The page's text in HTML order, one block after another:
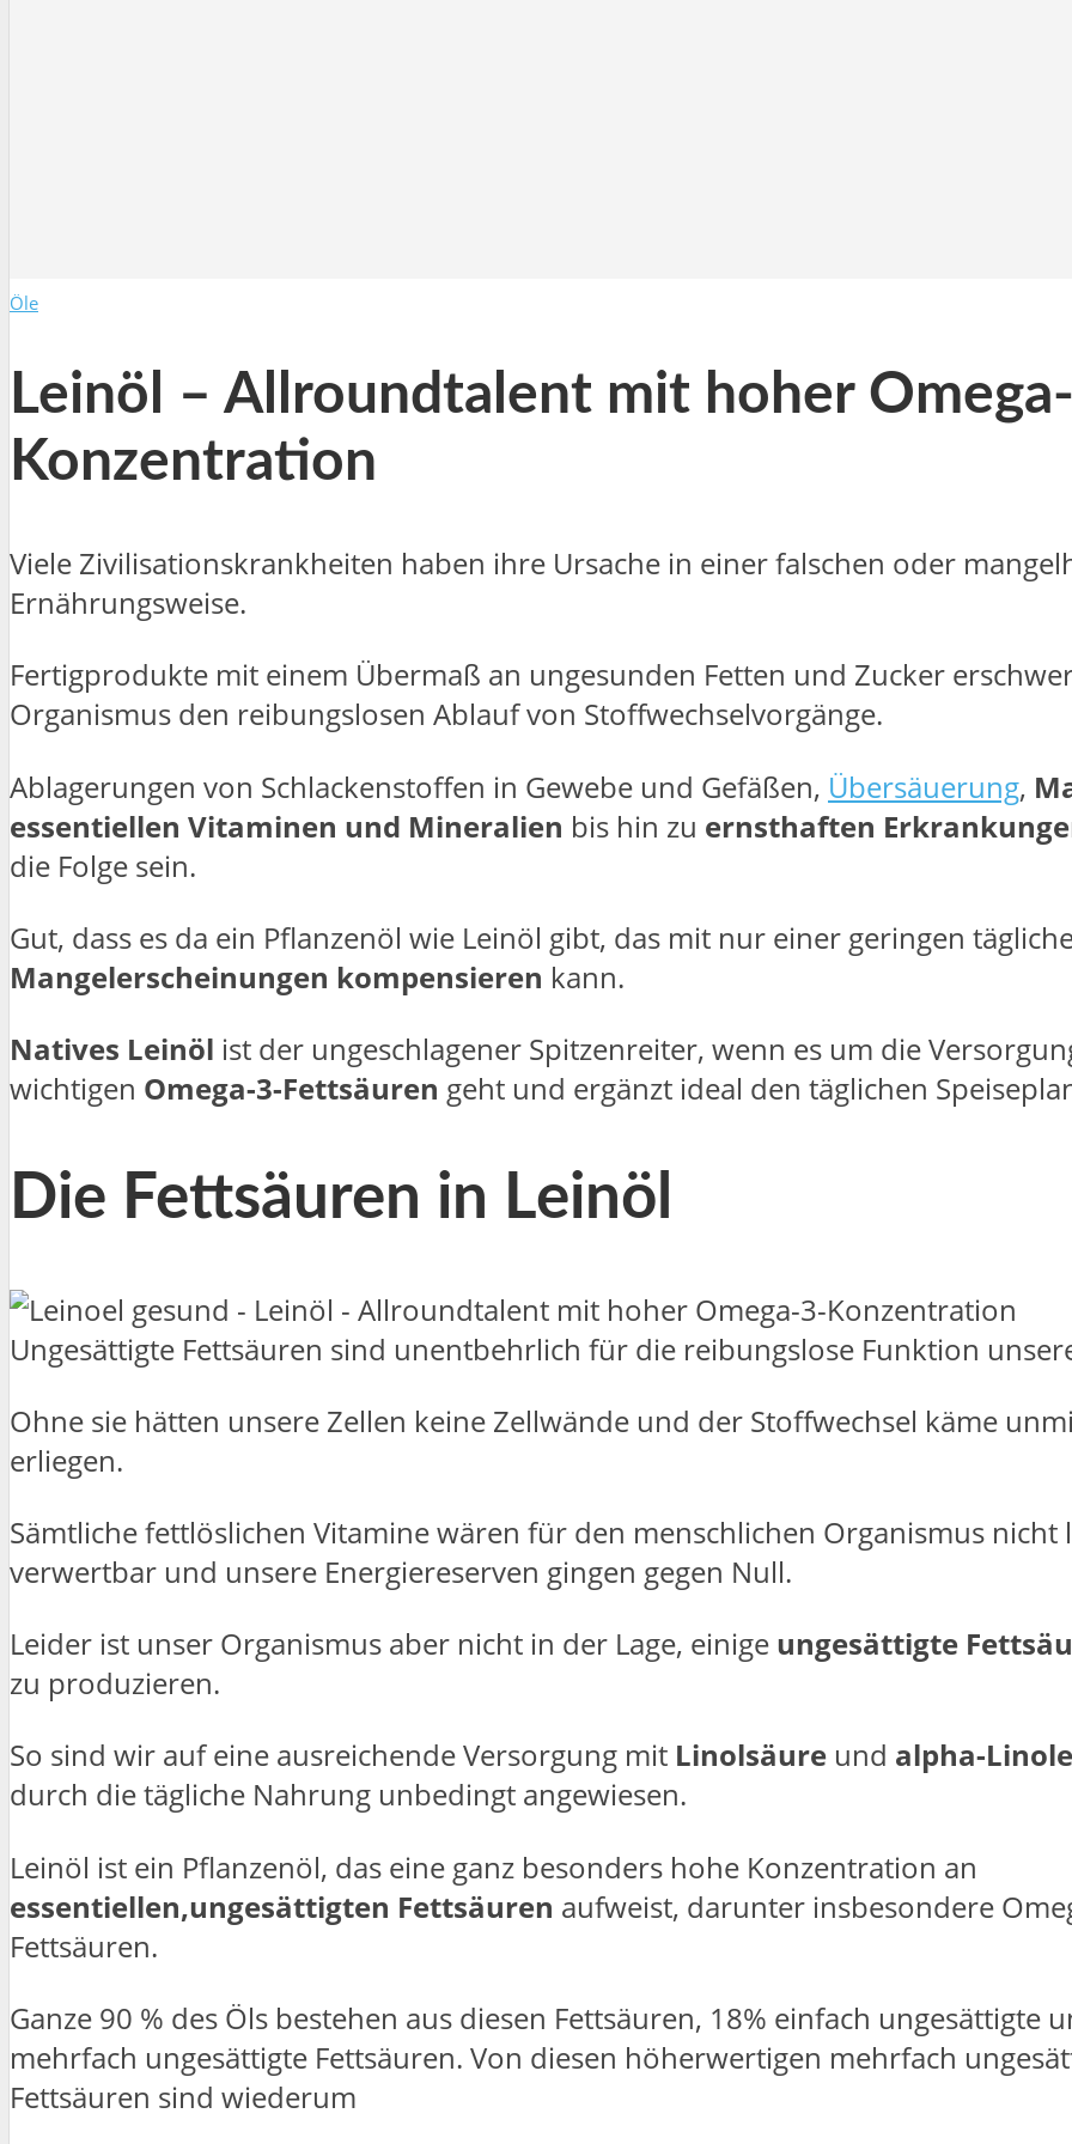
Öle
Leinöl – Allroundtalent mit hoher
Konzentration
Viele Zivilisationskrankheiten haben ihre Ursache in einer falschen oder
Ernährungsweise.
Fertigprodukte mit einem Übermaß an ungesunden Fetten und Zucker
Organismus den reibungslosen Ablauf von Stoffwechselvorgänge.
Ablagerungen von Schlackenstoffen in Gewebe und Gefäßen, Übersäuerung,
essentiellen Vitaminen und Mineralien bis hin zu ernsthaften
die Folge sein.
Gut, dass es da ein Pflanzenöl wie Leinöl gibt, das mit nur einer geringen
Mangelerscheinungen kompensieren kann.
Natives Leinöl ist der ungeschlagener Spitzenreiter, wenn es um die
wichtigen Omega-3-Fettsäuren geht und ergänzt ideal den täglichen
Die Fettsäuren in Leinöl
Ungesättigte Fettsäuren sind unentbehrlich für die reibungslose Funktion
Ohne sie hätten unsere Zellen keine Zellwände und der Stoffwechsel käme
erliegen.
Sämtliche fettlöslichen Vitamine wären für den menschlichen Organismus nicht
verwertbar und unsere Energiereserven gingen gegen Null.
Leider ist unser Organismus aber nicht in der Lage, einige ungesättigte
zu produzieren.
So sind wir auf eine ausreichende Versorgung mit Linolsäure und alpha-
durch die tägliche Nahrung unbedingt angewiesen.
Leinöl ist ein Pflanzenöl, das eine ganz besonders hohe Konzentration an
essentiellen,ungesättigten Fettsäuren aufweist, darunter insbesondere
Fettsäuren.
Ganze 90 % des Öls bestehen aus diesen Fettsäuren, 18% einfach ungesättigte
mehrfach ungesättigte Fettsäuren. Von diesen höherwertigen mehrfach
Fettsäuren sind wiederum